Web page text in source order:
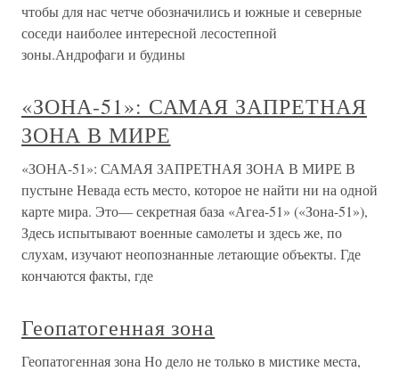
чтобы для нас четче обозначились и южные и северные
соседи наиболее интересной лесостепной
зоны.Андрофаги и будины
«ЗОНА-51»: САМАЯ ЗАПРЕТНАЯ
ЗОНА В МИРЕ
«ЗОНА-51»: САМАЯ ЗАПРЕТНАЯ ЗОНА В МИРЕ В
пустыне Невада есть место, которое не найти ни на одной
карте мира. Это— секретная база «Агеа-51» («Зона-51»),
Здесь испытывают военные самолеты и здесь же, по
слухам, изучают неопознанные летающие объекты. Где
кончаются факты, где
Геопатогенная зона
Геопатогенная зона Но дело не только в мистике места,